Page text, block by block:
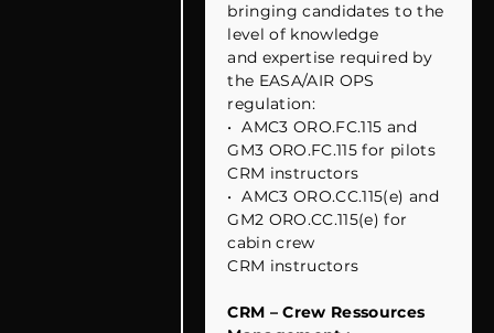
bringing candidates to the
level of knowledge
and expertise required by
the EASA/AIR OPS
regulation:
• AMC3 ORO.FC.115 and
GM3 ORO.FC.115 for pilots
CRM instructors
• AMC3 ORO.CC.115(e) and
GM2 ORO.CC.115(e) for
cabin crew
CRM instructors
CRM – Crew Ressources